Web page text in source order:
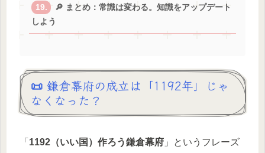
🔎 まとめ：常識は変わる。知識をアップデート
しよう
📜 鎌倉幕府の成立は「1192年」じゃ
なくなった？
「 1192（いい国）作ろう鎌倉幕府 」というフレーズ